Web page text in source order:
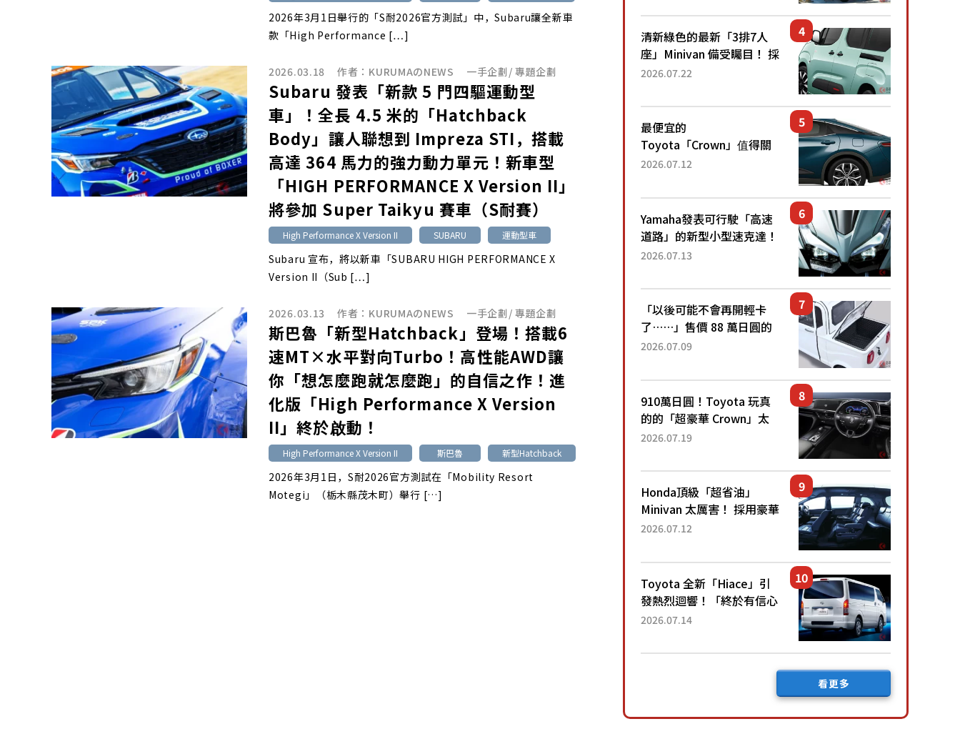
2026年3月1日舉行的「S耐2026官方測試」中，Subaru讓全新車
款「High Performance […]
2026.03.18 作者： KURUMAのNEWS 一手企劃 /專題企劃
Subaru 發表「新款 5 門四驅運動型
車」！全長 4.5 米的「Hatchback
Body」讓人聯想到 Impreza STI，搭載
高達 364 馬力的強力動力單元！新車型
「HIGH PERFORMANCE X Version II」
將參加 Super Taikyu 賽車（S耐賽）
High Performance X Version II SUBARU 運動型車
Subaru 宣布，將以新車「SUBARU HIGH PERFORMANCE X
Version II（Sub […]
2026.03.13 作者： KURUMAのNEWS 一手企劃 /專題企劃
斯巴魯「新型Hatchback」登場！搭載6
速MT×水平對向Turbo！高性能AWD讓
你「想怎麼跑就怎麼跑」的自信之作！進
化版「High Performance X Version
II」終於啟動！
High Performance X Version II 斯巴魯 新型Hatchback
2026年3月1日，S耐2026官方測試在「Mobility Resort
Motegi」（栃木縣茂木町）舉行 […]
為何能迅速熱賣？
清新綠色的最新「3排7人
座」Minivan 備受矚目！ 採
用全長4.7公尺剛剛好的車
還推出467萬元日圓起的5
人座版...
2026.07.22
最便宜的
Toyota「Crown」值得關
注！ 搭載4WD、每公升
眼！ 配備豐富、超越售價
水準，堪稱高CP值代表的
「...
2026.07.12
Yamaha發表可行駛「高速
道路」的新型小型速克達！
搭載能享受超強勁「渦輪
高階「Super Sport」車款
相同的...
2026.07.13
「以後可能不會再開輕卡
了……」售價 88 萬日圓的
「超迷你輕型貨車」引發兩
100 公里！」「免驗車真的
太棒了！...
2026.07.09
910萬日圓！Toyota 玩真
的的「超豪華 Crown」太
厲害了！採用由「匠人技
運動化「底盤設定」！還配
備專屬豪華...
2026.07.19
Honda頂級「超省油」
Minivan 太厲害！ 採用豪華
「真皮座椅」與專屬「黑色
公里，兼具優異節能表現與
舒適「三...
2026.07.12
Toyota 全新「Hiace」引
發熱烈迴響！「終於有信心
下訂了！」「哪個等級交車
後竟然還要等「超過半年」
2026.07.14
看更多